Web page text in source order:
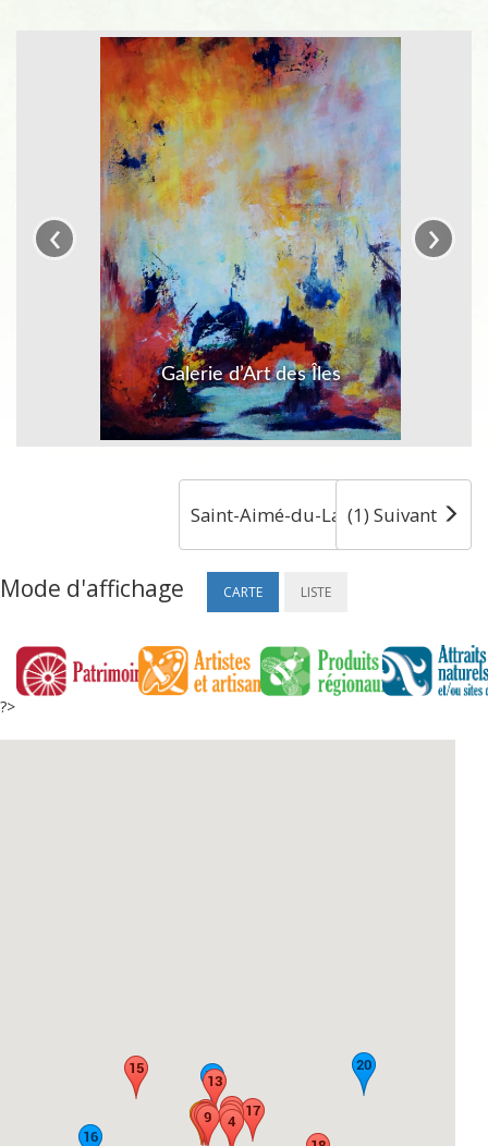
Galerie d’Art des Îles
‹ ›
Saint-Aimé-du-Lac-des-Îles
(1) Suivant
Mode d'affichage CARTE LISTE
?>